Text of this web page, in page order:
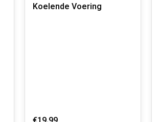
Koelende Voering